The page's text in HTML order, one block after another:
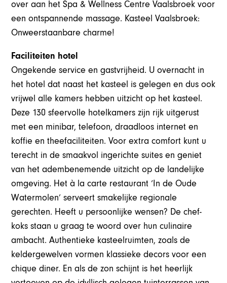
over aan het Spa & Wellness Centre Vaalsbroek voor
een ontspannende massage. Kasteel Vaalsbroek:
Onweerstaanbare charme!
Faciliteiten hotel
Ongekende service en gastvrijheid. U overnacht in
het hotel dat naast het kasteel is gelegen en dus ook
vrijwel alle kamers hebben uitzicht op het kasteel.
Deze 130 sfeervolle hotelkamers zijn rijk uitgerust
met een minibar, telefoon, draadloos internet en
koffie en theefaciliteiten. Voor extra comfort kunt u
terecht in de smaakvol ingerichte suites en geniet
van het adembenemende uitzicht op de landelijke
omgeving. Het à la carte restaurant ‘In de Oude
Watermolen’ serveert smakelijke regionale
gerechten. Heeft u persoonlijke wensen? De chef-
koks staan u graag te woord over hun culinaire
ambacht. Authentieke kasteelruimten, zoals de
keldergewelven vormen klassieke decors voor een
chique diner. En als de zon schijnt is het heerlijk